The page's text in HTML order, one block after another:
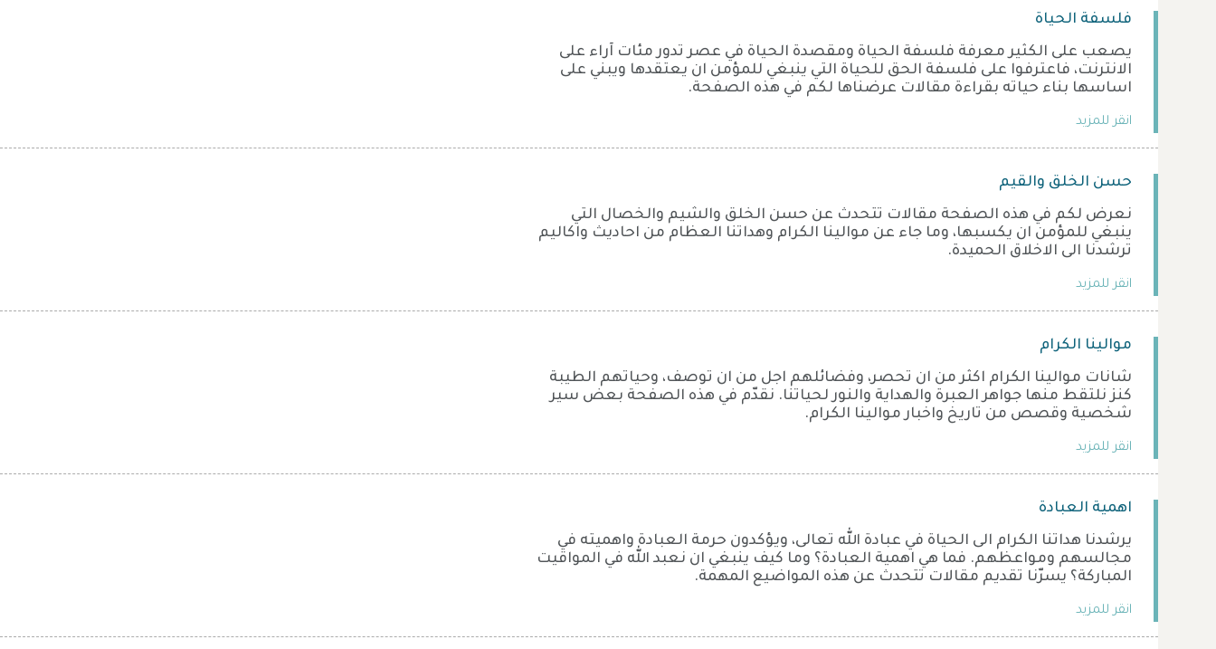
فلسفة الحياة
يصعب على الكثير معرفة فلسفة الحياة ومقصدة الحياة في عصر تدور مئات آراء على
الانترنت، فاعترفوا على فلسفة الحق للحياة التي ينبغي للمؤمن ان يعتقدها ويبني على
اساسها بناء حياته بقراءة مقالات عرضناها لكم في هذه الصفحة.
انقر للمزيد
حسن الخلق والقيم
نعرض لكم في هذه الصفحة مقالات تتحدث عن حسن الخلق والشيم والخصال التي
ينبغي للمؤمن ان يكسبها، وما جاء عن موالينا الكرام وهداتنا العظام من احاديث واكاليم
ترشدنا الى الاخلاق الحميدة.
انقر للمزيد
موالينا الكرام
شانات موالينا الكرام اكثر من ان تحصر، وفضائلهم اجل من ان توصف، وحياتهم الطيبة
كنز نلتقط منها جواهر العبرة والهداية والنور لحياتنا. نقدّم في هذه الصفحة بعض سير
شخصية وقصص من تاريخ واخبار موالينا الكرام.
انقر للمزيد
اهمية العبادة
يرشدنا هداتنا الكرام الى الحياة في عبادة الله تعالى، ويؤكدون حرمة العبادة واهميته في
مجالسهم ومواعظهم. فما هي اهمية العبادة؟ وما كيف ينبغي ان نعبد الله في المواقيت
المباركة؟ يسرّنا تقديم مقالات تتحدث عن هذه المواضيع المهمة.
انقر للمزيد